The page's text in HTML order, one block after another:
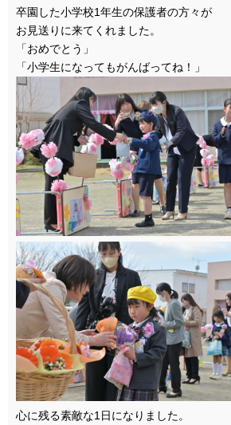
卒園した小学校1年生の保護者の方々が
お見送りに来てくれました。
「おめでとう」
「小学生になってもがんばってね！」
心に残る素敵な1日になりました。